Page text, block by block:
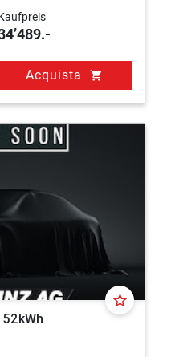
Acquista shopping_cart
star_border